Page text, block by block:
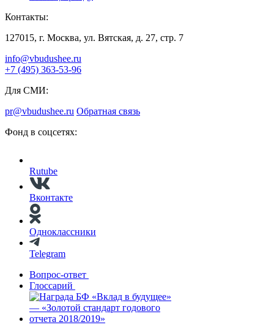
Контакты:
127015, г. Москва, ул. Вятская, д. 27, стр. 7
info@vbudushee.ru
+7 (495) 363-53-96
Для СМИ:
pr@vbudushee.ru Обратная связь
Фонд в соцсетях:
Rutube
Вконтакте
Одноклассники
Telegram
Вопрос-ответ
Глоссарий